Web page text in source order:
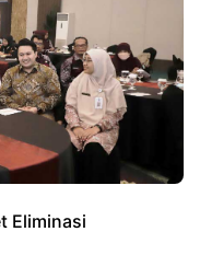
Eliminasi